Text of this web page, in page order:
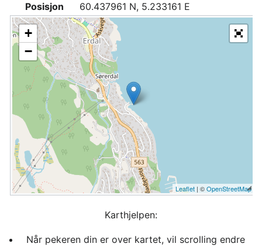
Posisjon
60.437961 N, 5.233161 E
+
−
Leaflet | ©OpenStreetMap
Karthjelpen:
Når pekeren din er over kartet, vil scrolling endre